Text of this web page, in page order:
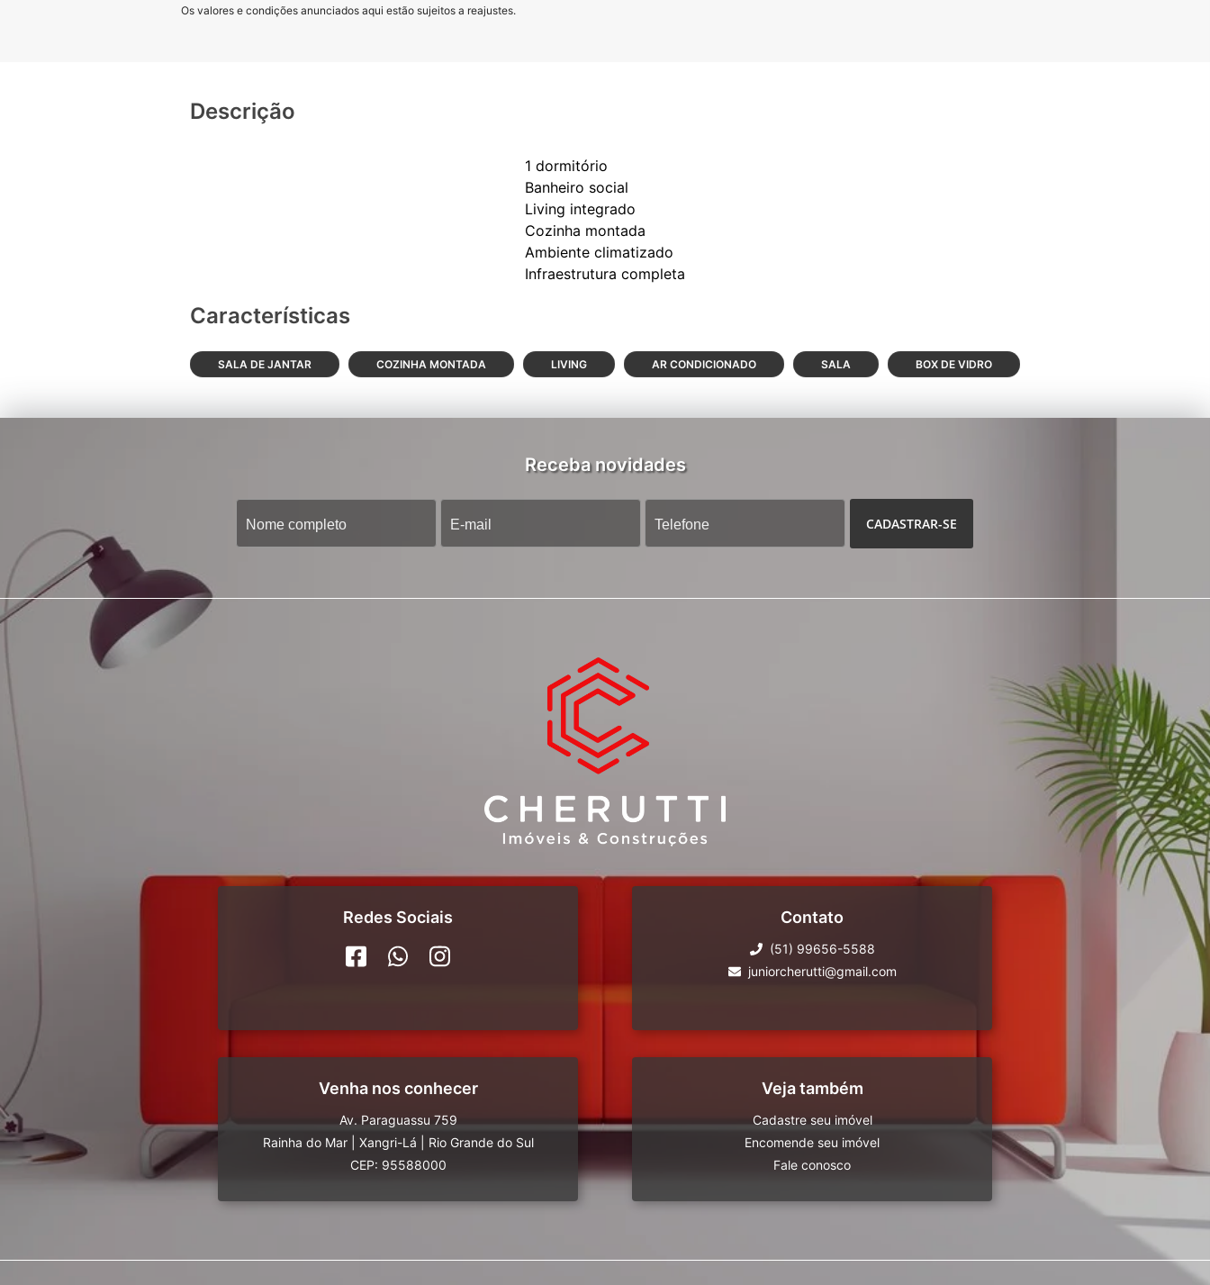
Os valores e condições anunciados aqui estão sujeitos a reajustes.
Descrição
1 dormitório
Banheiro social
Living integrado
Cozinha montada
Ambiente climatizado
Características
SALA DE JANTAR COZINHA MONTADA LIVING AR CONDICIONADO SALA BOX DE VIDRO
Receba novidades
CADASTRAR-SE
Redes Sociais Contato
(51) 99656-5588
juniorcherutti@gmail.com
Venha nos conhecer
Av. Paraguassu 759
Rainha do Mar
Xangri-Lá
Rio Grande do Sul
CEP: 95588000
Veja também
Cadastre seu imóvel
Encomende seu imóvel
Fale conosco